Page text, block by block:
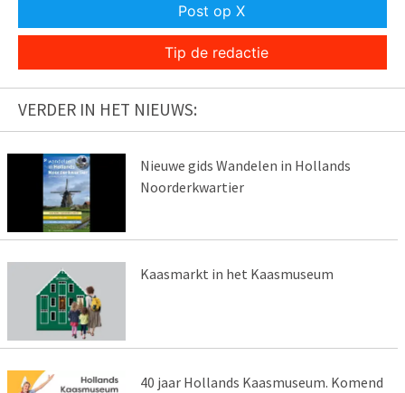
Post op X
Tip de redactie
VERDER IN HET NIEUWS:
Nieuwe gids Wandelen in Hollands
Noorderkwartier
Kaasmarkt in het Kaasmuseum
40 jaar Hollands Kaasmuseum. Komend